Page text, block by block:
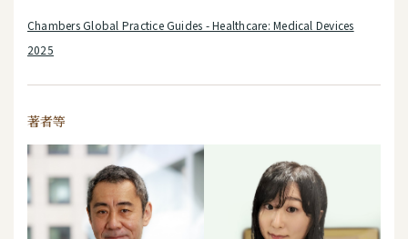
Chambers Global Practice Guides - Healthcare: Medical Devices
2025
著者等